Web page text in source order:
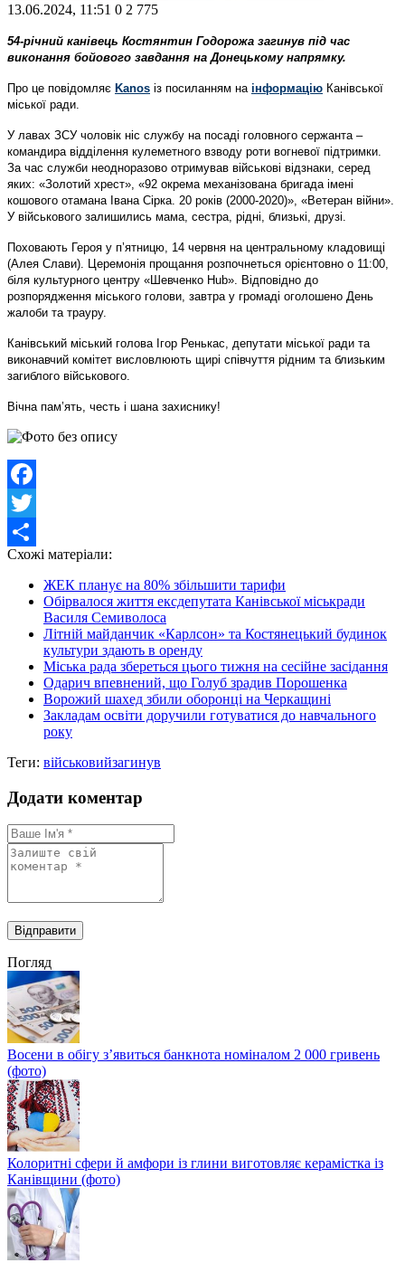
13.06.2024, 11:51 0 2 775
54-річний канівець Костянтин Годорожа загинув під час
виконання бойового завдання на Донецькому напрямку.
Про це повідомляє Kanos із посиланням на інформацію Канівської
міської ради.
У лавах ЗСУ чоловік ніс службу на посаді головного сержанта –
командира відділення кулеметного взводу роти вогневої підтримки.
За час служби неодноразово отримував військові відзнаки, серед
яких: «Золотий хрест», «92 окрема механізована бригада імені
кошового отамана Івана Сірка. 20 років (2000-2020)», «Ветеран війни».
У військового залишились мама, сестра, рідні, близькі, друзі.
Поховають Героя у п’ятницю, 14 червня на центральному кладовищі
(Алея Слави). Церемонія прощання розпочнеться орієнтовно о 11:00,
біля культурного центру «Шевченко Hub». Відповідно до
розпорядження міського голови, завтра у громаді оголошено День
жалоби та трауру.
Канівський міський голова Ігор Ренькас, депутати міської ради та
виконавчий комітет висловлюють щирі співчуття рідним та близьким
загиблого військового.
Вічна пам’ять, честь і шана захиснику!
Facebook
Twitter
Share
Схожі матеріали:
ЖЕК планує на 80% збільшити тарифи
Обірвалося життя ексдепутата Канівської міськради
Василя Семиволоса
Літній майданчик «Карлсон» та Костянецький будинок
культури здають в оренду
Міська рада збереться цього тижня на сесійне засідання
Одарич впевнений, що Голуб зрадив Порошенка
Ворожий шахед збили оборонці на Черкащині
Закладам освіти доручили готуватися до навчального
року
Теги: військовийзагинув
Додати коментар
Погляд
Восени в обігу з’явиться банкнота номіналом 2 000 гривень
(фото)
Колоритні сфери й амфори із глини виготовляє керамістка із
Канівщини (фото)